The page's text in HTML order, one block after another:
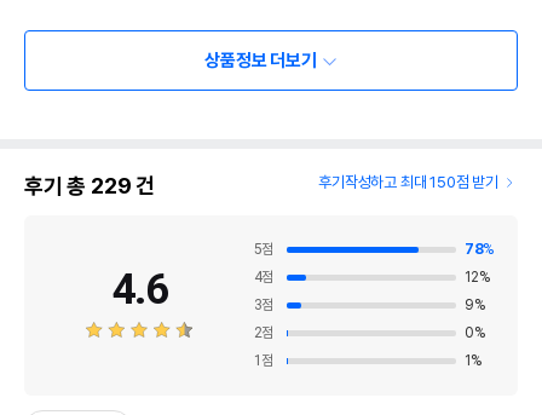
상품정보 더보기
후기 총 229건 후기작성하고 최대 150점 받기
4.6
5점 78%
4점 12%
3점 9%
2점 0%
1 점 1 %